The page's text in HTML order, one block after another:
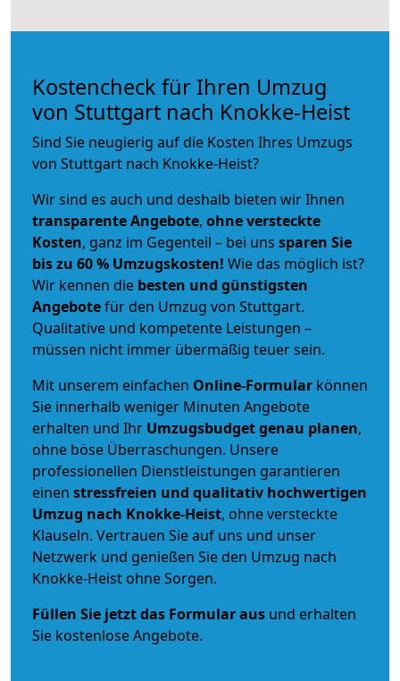
Kostencheck für Ihren Umzug
von Stuttgart nach Knokke-Heist
Sind Sie neugierig auf die Kosten Ihres Umzugs
von Stuttgart nach Knokke-Heist?
Wir sind es auch und deshalb bieten wir Ihnen
transparente Angebote, ohne versteckte
Kosten, ganz im Gegenteil – bei uns sparen Sie
bis zu 60 % Umzugskosten! Wie das möglich ist?
Wir kennen die besten und günstigsten
Angebotefür den Umzug von Stuttgart.
Qualitative und kompetente Leistungen –
müssen nicht immer übermäßig teuer sein.
Mit unserem einfachen Online-Formular können
Sie innerhalb weniger Minuten Angebote
erhalten und Ihr Umzugsbudgetgenau planen,
ohne böse Überraschungen. Unsere
professionellen Dienstleistungen garantieren
einen stressfreien und qualitativ hochwertigen
Umzug nach Knokke-Heist, ohne versteckte
Klauseln. Vertrauen Sie auf uns und unser
Netzwerk und genießen Sie den Umzug nach
Knokke-Heist ohne Sorgen.
Füllen Sie jetzt das Formular aus und erhalten
Sie kostenlose Angebote.